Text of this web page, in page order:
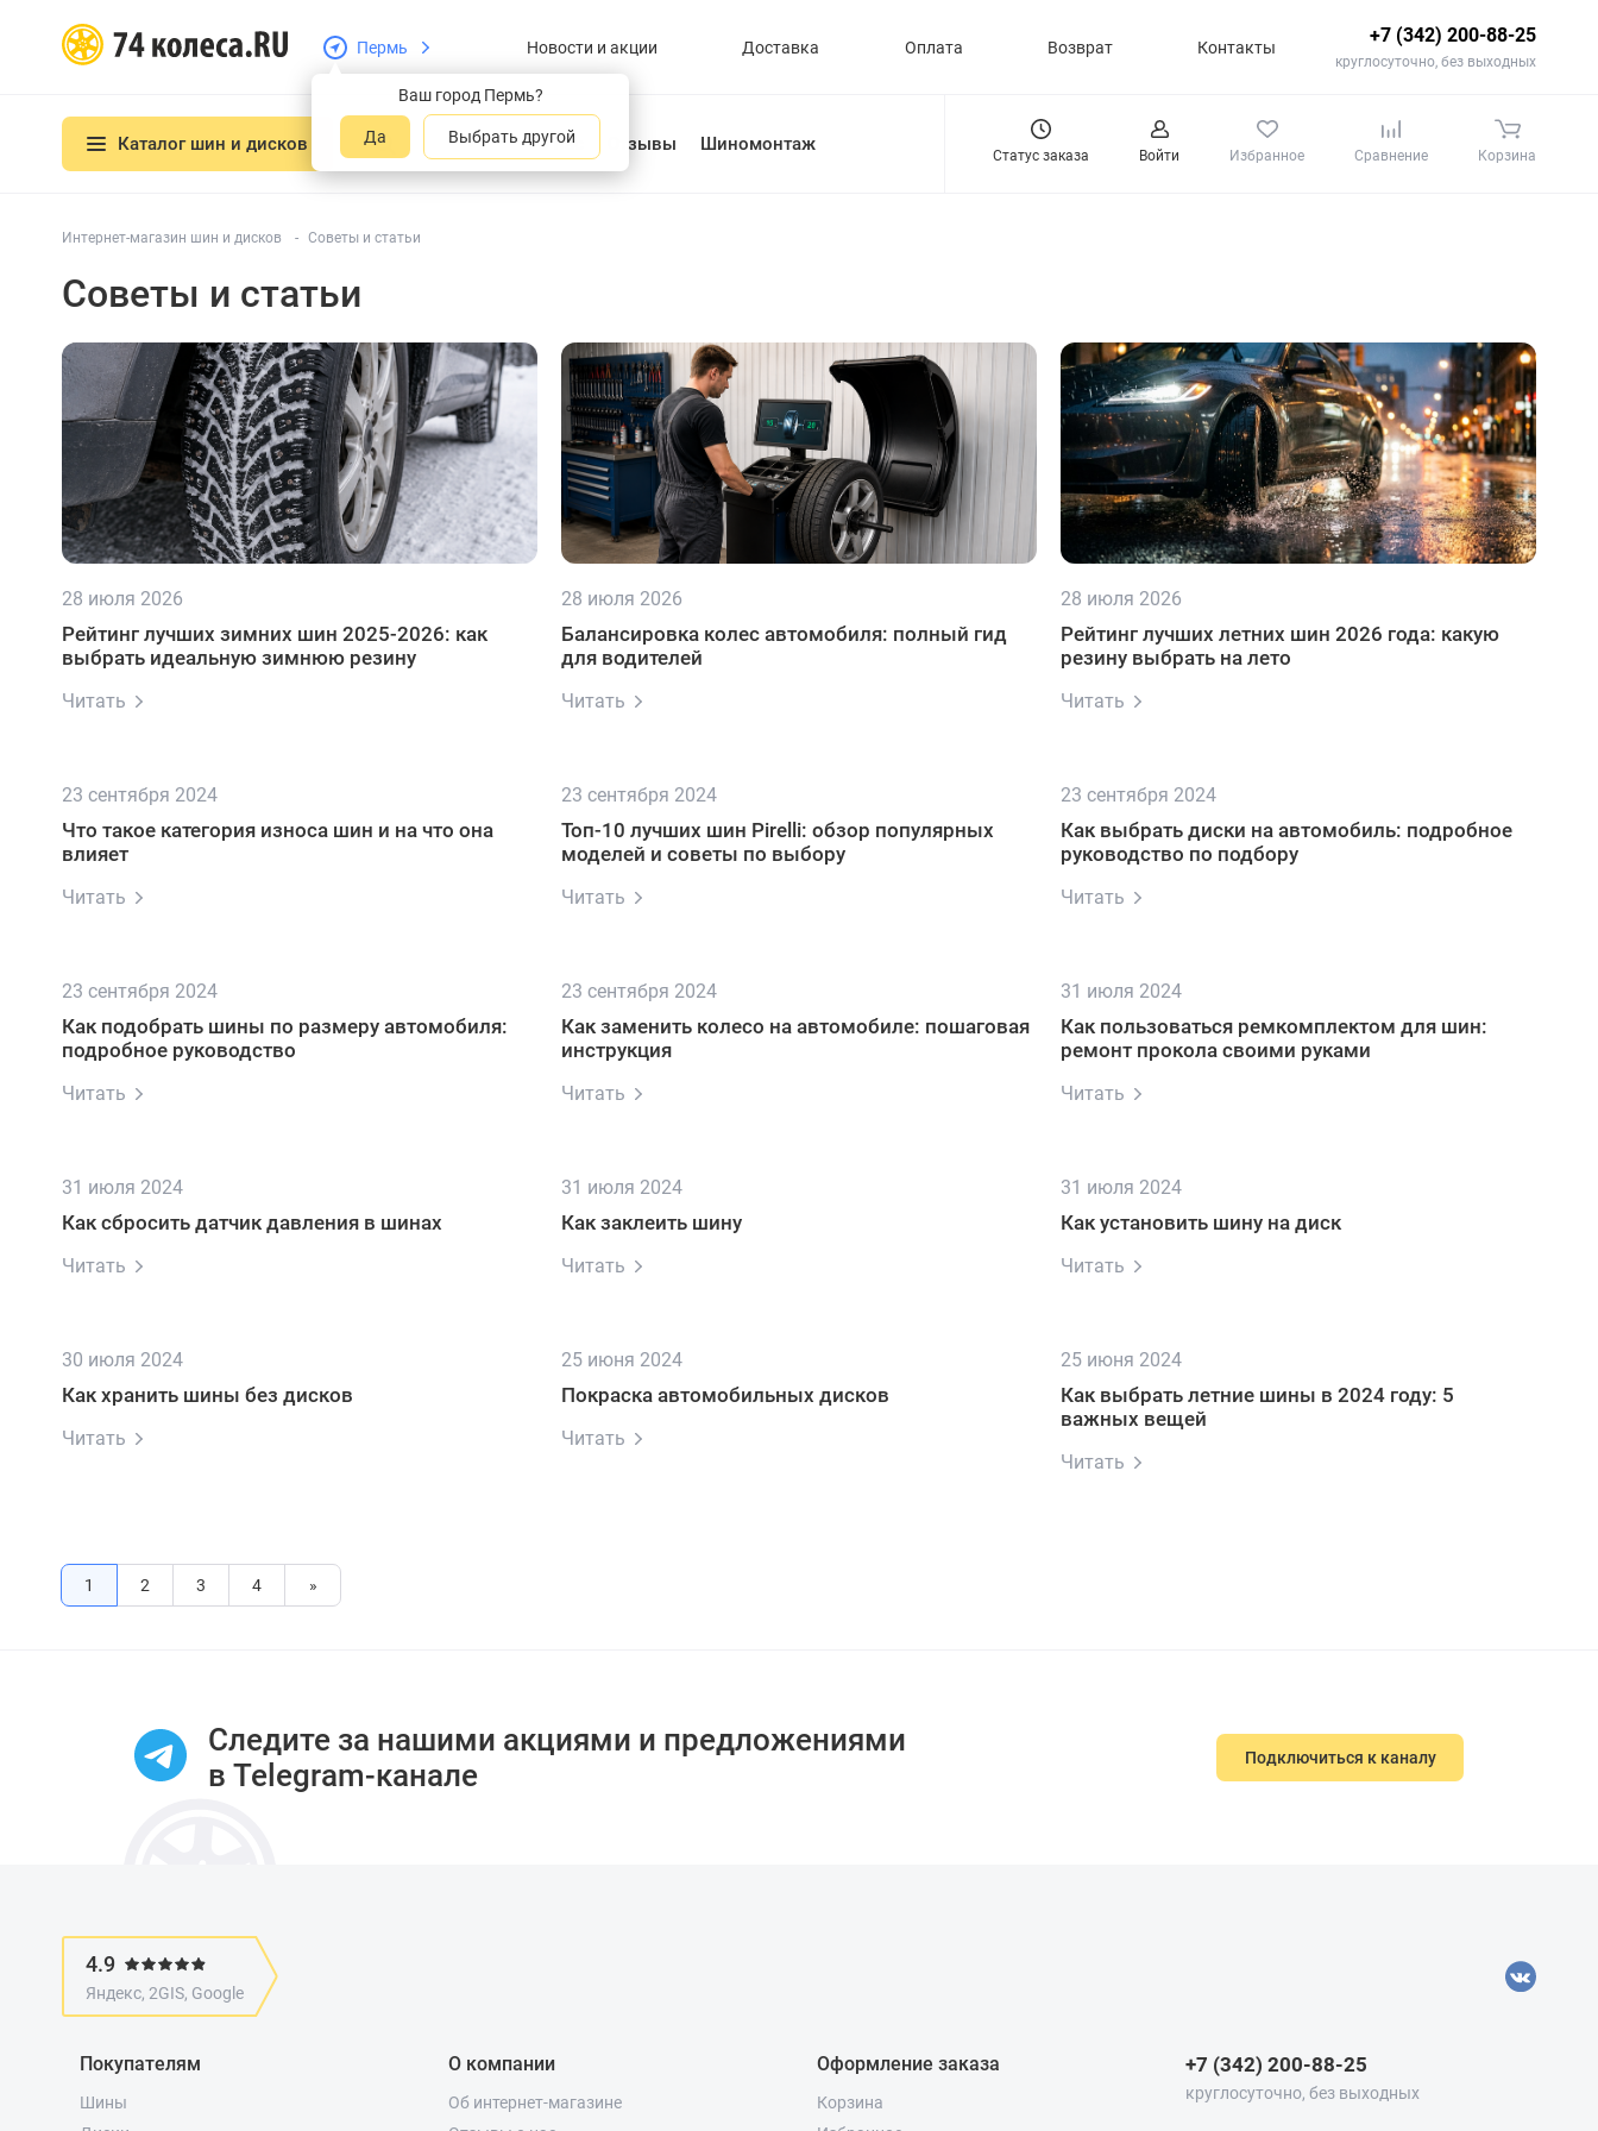
Пермь
Ваш город Пермь?
Да Выбрать другой
Новости и акции Доставка Оплата Возврат Контакты
+7 (342) 200-88-25
круглосуточно, без выходных
Каталог шин и дисков О нас Отзывы Шиномонтаж
Статус заказа Войти Избранное Сравнение Корзина
Интернет-магазин шин и дисков Советы и статьи
Советы и статьи
28 июля 2026
Рейтинг лучших зимних шин 2025-2026: как
выбрать идеальную зимнюю резину
Читать
28 июля 2026
Балансировка колес автомобиля: полный гид
для водителей
Читать
28 июля 2026
Рейтинг лучших летних шин 2026 года: какую
резину выбрать на лето
Читать
23 сентября 2024
Что такое категория износа шин и на что она
влияет
Читать
23 сентября 2024
Топ-10 лучших шин Pirelli: обзор популярных
моделей и советы по выбору
Читать
23 сентября 2024
Как выбрать диски на автомобиль: подробное
руководство по подбору
Читать
23 сентября 2024
Как подобрать шины по размеру автомобиля:
подробное руководство
Читать
23 сентября 2024
Как заменить колесо на автомобиле: пошаговая
инструкция
Читать
31 июля 2024
Как пользоваться ремкомплектом для шин:
ремонт прокола своими руками
Читать
31 июля 2024
Как сбросить датчик давления в шинах
Читать
31 июля 2024
Как заклеить шину
Читать
31 июля 2024
Как установить шину на диск
Читать
30 июля 2024
Как хранить шины без дисков
Читать
25 июня 2024
Покраска автомобильных дисков
Читать
25 июня 2024
Как выбрать летние шины в 2024 году: 5
важных вещей
Читать
1 2 3 4 »
Следите за нашими акциями и предложениями
в Telegram-канале
Подключиться к каналу
4.9
Яндекс, 2GIS, Google
Покупателям
Шины
О компании
Об интернет-магазине
Оформление заказа
Корзина
+7 (342) 200-88-25
круглосуточно, без выходных